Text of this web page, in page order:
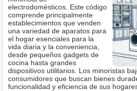
electrodomésticos. Este código
comprende principalmente
establecimientos que venden
una variedad de aparatos para
el hogar esenciales para la
vida diaria y la conveniencia,
desde pequeños gadgets de
cocina hasta grandes
dispositivos utilitarios. Los minoristas
consumidores que buscan bienes
funcionalidad y eficiencia de sus